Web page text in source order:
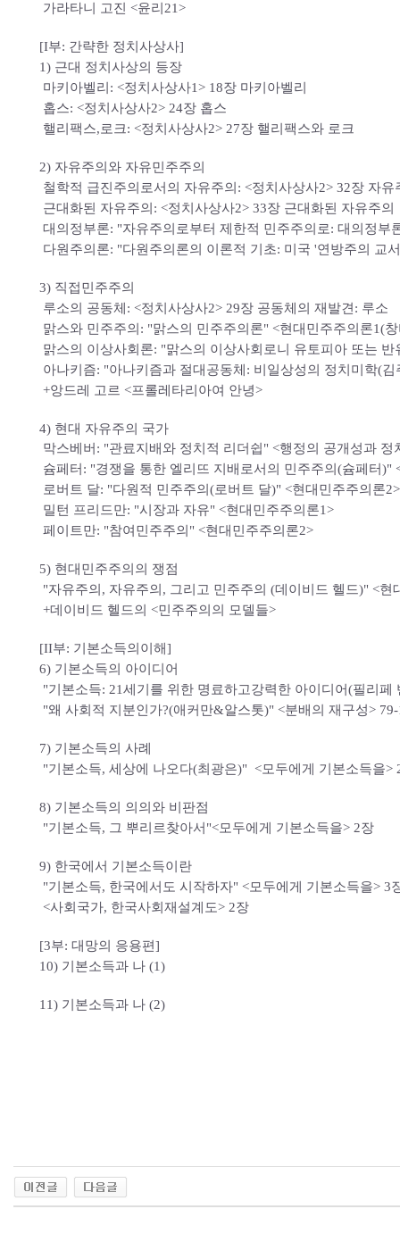
가라타니 고진 <윤리21>
[I부: 간략한 정치사상사]
1) 근대 정치사상의 등장
마키아벨리: <정치사상사1> 18장 마키아벨리
홉스: <정치사상사2> 24장 홉스
핼리팩스,로크: <정치사상사2> 27장 핼리팩스와 로크
2) 자유주의와 자유민주주의
철학적 급진주의로서의 자유주의: <정치사상사2> 32장 자
근대화된 자유주의: <정치사상사2> 33장 근대화된 자유주의
대의정부론: "자유주의로부터 제한적 민주주의로: 대의정부
다원주의론: "다원주의론의 이론적 기초: 미국 '연방주의 교
3) 직접민주주의
루소의 공동체: <정치사상사2> 29장 공동체의 재발견: 루소
맑스와 민주주의: "맑스의 민주주의론" <현대민주주의론1(
맑스의 이상사회론: "맑스의 이상사회로니 유토피아 또는
아나키즘: "아나키즘과 절대공동체: 비일상성의 정치미학(
+앙드레 고르 <프롤레타리아여 안녕>
4) 현대 자유주의 국가
막스베버: "관료지배와 정치적 리더쉽" <행정의 공개성과
슘페터: "경쟁을 통한 엘리뜨 지배로서의 민주주의(슘페터)"
로버트 달: "다원적 민주주의(로버트 달)" <현대민주주의론2>
밀턴 프리드만: "시장과 자유" <현대민주주의론1>
페이트만: "참여민주주의" <현대민주주의론2>
5) 현대민주주의의 쟁점
"자유주의, 자유주의, 그리고 민주주의 (데이비드 헬드)" <
+데이비드 헬드의 <민주주의의 모델들>
[II부: 기본소득의이해]
6) 기본소득의 아이디어
"기본소득: 21세기를 위한 명료하고강력한 아이디어(필리페
"왜 사회적 지분인가?(애커만&알스톳)" <분배의 재구성> 79-
7) 기본소득의 사례
"기본소득, 세상에 나오다(최광은)" <모두에게 기본소득을>
8) 기본소득의 의의와 비판점
"기본소득, 그 뿌리르찾아서"<모두에게 기본소득을> 2장
9) 한국에서 기본소득이란
"기본소득, 한국에서도 시작하자" <모두에게 기본소득을> 3
<사회국가, 한국사회재설계도> 2장
[3부: 대망의 응용편]
10) 기본소득과 나 (1)
11) 기본소득과 나 (2)